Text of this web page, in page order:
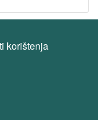
korištenja